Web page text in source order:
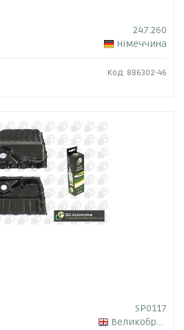
247.260
Німеччина
Код: 886302-46
SP0117
Великобританія